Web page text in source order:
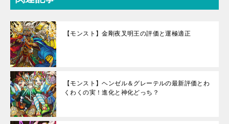
【モンスト】金剛夜叉明王の評価と運極適正
【モンスト】ヘンゼル＆グレーテルの最新評価とわ
くわくの実！進化と神化どっち？